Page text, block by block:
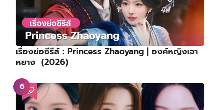
เรื่องย่อซีรีส์ : Princess Zhaoyang | องค์หญิงเจา
หยาง (2026)